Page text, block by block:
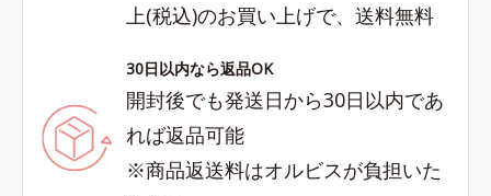
上(税込)のお買い上げで、送料無料
30日以内なら返品OK
開封後でも発送日から30日以内であ
れば返品可能
※商品返送料はオルビスが負担いた